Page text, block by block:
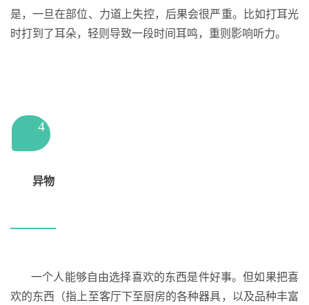
是，一旦在部位、力道上失控，后果会很严重。比如打耳光
时打到了耳朵，轻则导致一段时间耳鸣，重则影响听力。
4
异物
一个人能够自由选择喜欢的东西是件好事。但如果把喜
欢的东西（指上至客厅下至厨房的各种器具，以及品种丰富